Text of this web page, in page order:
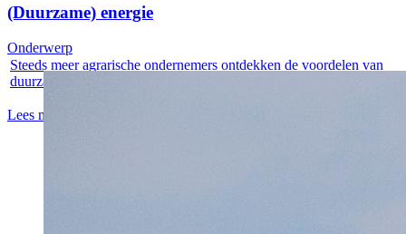
(Duurzame) energie
Steeds meer agrarische ondernemers ontdekken de voordelen van
duurzame...
Lees meer
Onderwerp